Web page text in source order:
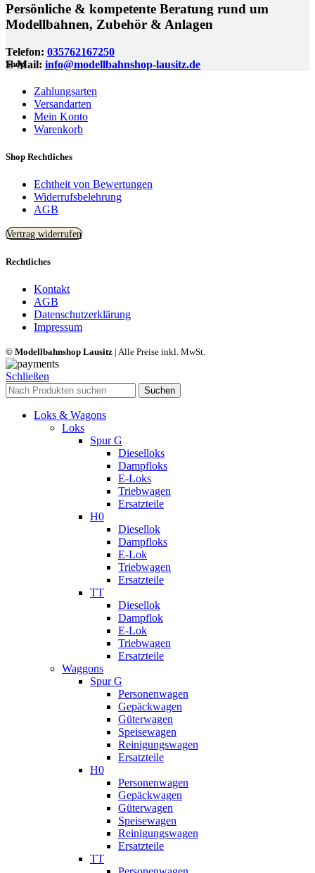
Persönliche & kompetente Beratung rund um
Modellbahnen, Zubehör & Anlagen
Telefon: 035762167250
E-Mail: info@modellbahnshop-lausitz.de
Shop
Zahlungsarten
Versandarten
Mein Konto
Warenkorb
Shop Rechtliches
Echtheit von Bewertungen
Widerrufsbelehrung
AGB
Vertrag widerrufen
Rechtliches
Kontakt
AGB
Datenschutzerklärung
Impressum
© Modellbahnshop Lausitz | Alle Preise inkl. MwSt.
Schließen
Suchen
Loks & Wagons
Loks
Spur G
Dieselloks
Dampfloks
E-Loks
Triebwagen
Ersatzteile
H0
Diesellok
Dampfloks
E-Lok
Triebwagen
Ersatzteile
TT
Diesellok
Dampflok
E-Lok
Triebwagen
Ersatzteile
Waggons
Spur G
Personenwagen
Gepäckwagen
Güterwagen
Speisewagen
Reinigungswagen
Ersatzteile
H0
Personenwagen
Gepäckwagen
Güterwagen
Speisewagen
Reinigungswagen
Ersatzteile
TT